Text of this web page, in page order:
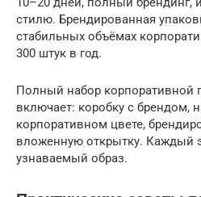
стилю. Брендированная
стабильных объёмах
300 штук в год.
Полный набор корпоративной
включает: коробку с брендом,
корпоративном цвете,
вложенную открытку. Каждый
узнаваемый образ.